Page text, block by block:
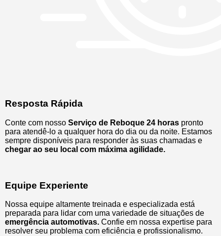
Resposta Rápida
Conte com nosso Serviço de Reboque 24 horas pronto
para atendê-lo a qualquer hora do dia ou da noite. Estamos
sempre disponíveis para responder às suas chamadas e
chegar ao seu local com máxima agilidade.
Equipe Experiente
Nossa equipe altamente treinada e especializada está
preparada para lidar com uma variedade de situações de
emergência automotivas. Confie em nossa expertise para
resolver seu problema com eficiência e profissionalismo.